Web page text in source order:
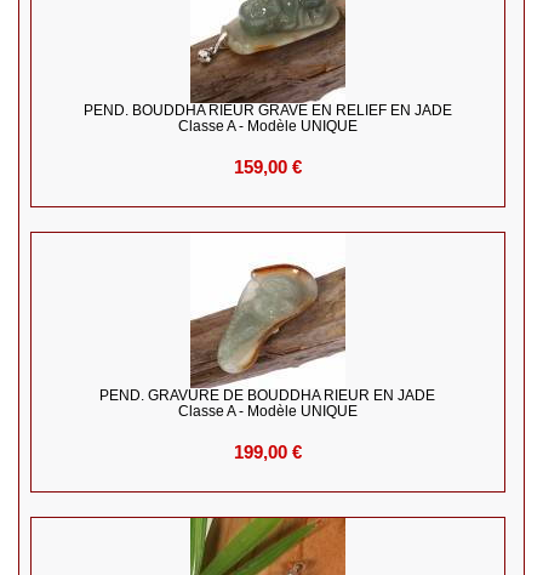
PEND. BOUDDHA RIEUR GRAVE EN RELIEF EN JADE
Classe A - Modèle UNIQUE
159,00 €
PEND. GRAVURE DE BOUDDHA RIEUR EN JADE
Classe A - Modèle UNIQUE
199,00 €